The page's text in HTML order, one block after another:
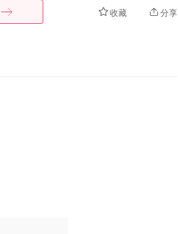
收藏 分享